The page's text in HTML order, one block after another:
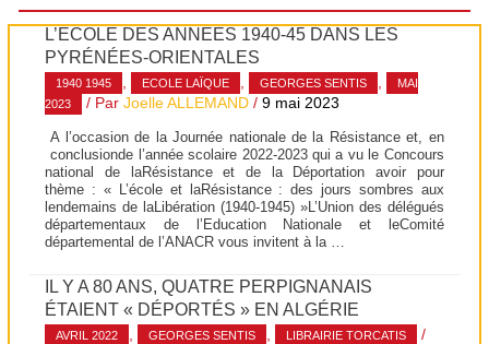
L’ÉCOLE DES ANNÉES 1940-45 DANS LES
PYRÉNÉES-ORIENTALES
1940 1945 , ECOLE LAÏQUE , GEORGES SENTIS ,
MAI
2023
/ ParJoelle ALLEMAND /9 mai 2023
A l’occasion de la Journée nationale de la Résistance et, en
conclusionde l’année scolaire 2022-2023 qui a vu le Concours
national de laRésistance et de la Déportation avoir pour
thème : « L’école et laRésistance : des jours sombres aux
lendemains de laLibération (1940-1945) »L’Union des délégués
départementaux de l’Education Nationale et leComité
départemental de l’ANACR vous invitent à la …
IL Y A 80 ANS, QUATRE PERPIGNANAIS
ÉTAIENT « DÉPORTÉS » EN ALGÉRIE
AVRIL 2022 GEORGES SENTIS LIBRAIRIE TORCATIS
/